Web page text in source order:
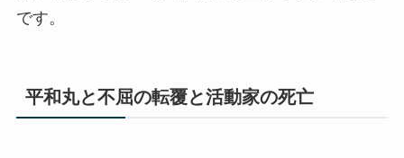
です。
平和丸と不屈の転覆と活動家の死亡